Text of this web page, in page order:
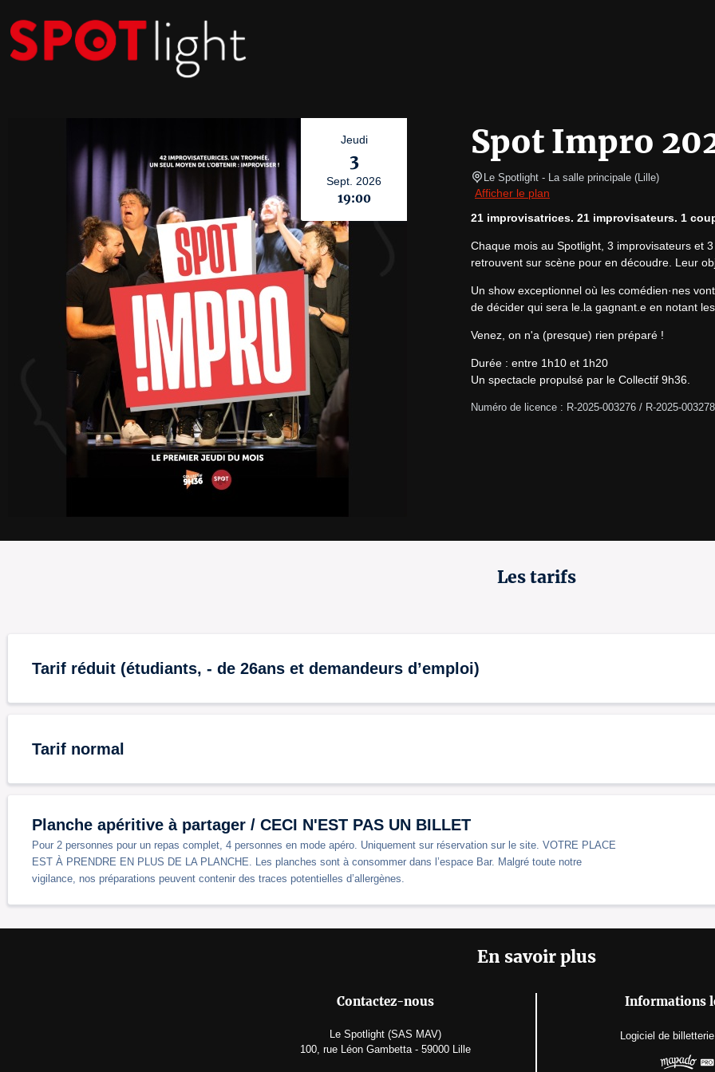
Jeudi
3
Sept. 2026
19:00
Spot Impro
Le Spotlight - La salle principale (Lille)
Afficher le plan
21 improvisatrices. 21 improvisateurs. 1
Chaque mois au Spotlight, 3 improvisateurs et
retrouvent sur scène pour en découdre. Leur
Un show exceptionnel où les comédien·nes
de décider qui sera le.la gagnant.e en notant
Venez, on n'a (presque) rien préparé !
Durée : entre 1h10 et 1h20
Un spectacle propulsé par le Collectif 9h36.
Numéro de licence : R-2025-003276 / R-2025-003278
Les tarifs
Tarif réduit (étudiants, - de 26ans et demandeurs d’emploi)
Tarif normal
Planche apéritive à partager / CECI N'EST PAS UN BILLET
Pour 2 personnes pour un repas complet, 4 personnes en mode apéro. Uniquement sur réservation sur le site. VOTRE PLACE
EST À PRENDRE EN PLUS DE LA PLANCHE. Les planches sont à consommer dans l’espace Bar. Malgré toute notre
vigilance, nos préparations peuvent contenir des traces potentielles d’allergènes.
En savoir plus
Contactez-nous
Le Spotlight (SAS MAV)
100, rue Léon Gambetta - 59000 Lille
Informations
Logiciel de billetterie